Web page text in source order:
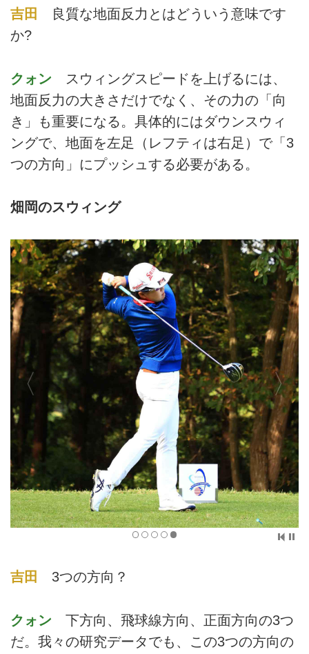
吉田
良質な地面反力とはどういう意味です
か?
クォン スウィングスピードを上げるには、
地面反力の大きさだけでなく、その力の「向
き」も重要になる。具体的にはダウンスウィ
ングで、地面を左足（レフティは右足）で「3
つの方向」にプッシュする必要がある。
畑岡のスウィング
吉田 3つの方向？
クォン 下方向、飛球線方向、正面方向の3つ
だ。我々の研究データでも、この3つの方向の